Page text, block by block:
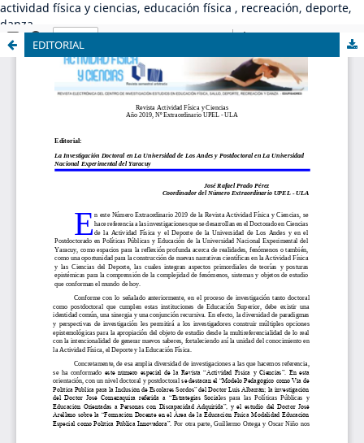
actividad física y ciencias, educación física , recreación, deporte,
danza
EDITORIAL